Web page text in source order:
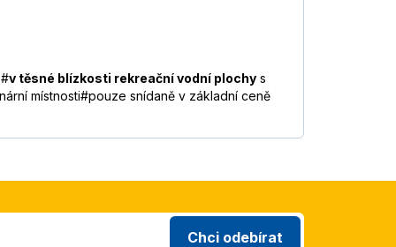
#v těsné blízkosti rekreační vodní plochy s
místnosti#pouze snídaně v základní ceně
Chci odebírat